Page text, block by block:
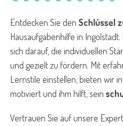
Entdecken Sie den Schlüssel
Hausaufgabenhilfe in
sich darauf, die individuellen
und gezielt zu fördern. Mit
Lernstile einstellen, bieten wir
motiviert und ihm hilft, sein
Vertrauen Sie auf unsere